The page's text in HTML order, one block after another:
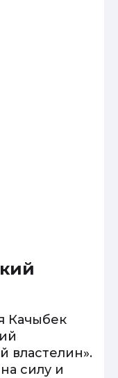
Качыбек
властелин».
силу и